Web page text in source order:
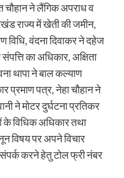
चौहान ने लैंगिक अपराध व
राज्य में खेती की जमीन,
विधि, वंदना दिवाकर ने दहेज
का अधिकार, अक्षिता
थापा ने बाल कल्याण
प्रमाण पत्र, नेहा चौहान ने
ने मोटर दुर्घटना प्रतिकर
के विधिक अधिकार तथा
विषय पर अपने विचार
करने हेतु टोल फ्री नंबर